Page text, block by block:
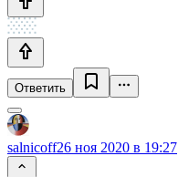
Ответить
salnicoff26 ноя 2020 в 19:27